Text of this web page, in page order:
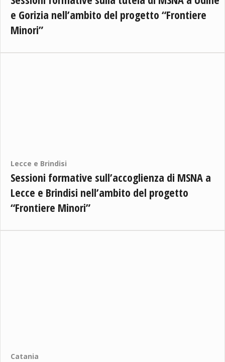
e Gorizia nell’ambito del progetto “Frontiere
Minori”
Lecce e Brindisi
Sessioni formative sull’accoglienza di MSNA a
Lecce e Brindisi nell’ambito del progetto
“Frontiere Minori”
Catania